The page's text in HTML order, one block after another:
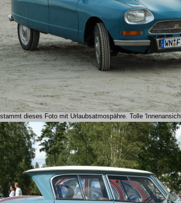
dieses Foto mit Urlaubsatmospähre. Tolle